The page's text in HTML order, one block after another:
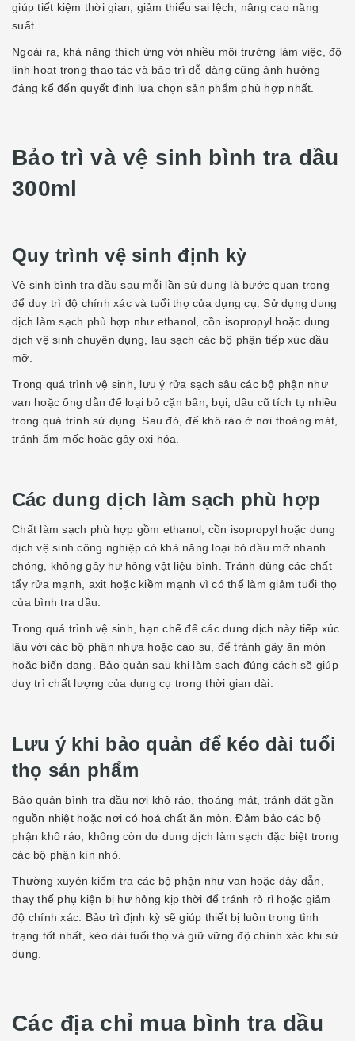
giúp tiết kiệm thời gian, giảm thiểu sai lệch, nâng cao năng
suất.
Ngoài ra, khả năng thích ứng với nhiều môi trường làm việc, độ
linh hoạt trong thao tác và bảo trì dễ dàng cũng ảnh hưởng
đáng kể đến quyết định lựa chọn sản phẩm phù hợp nhất.
Bảo trì và vệ sinh bình tra dầu
300ml
Quy trình vệ sinh định kỳ
Vệ sinh bình tra dầu sau mỗi lần sử dụng là bước quan trọng
để duy trì độ chính xác và tuổi thọ của dụng cụ. Sử dụng dung
dịch làm sạch phù hợp như ethanol, cồn isopropyl hoặc dung
dịch vệ sinh chuyên dụng, lau sạch các bộ phận tiếp xúc dầu
mỡ.
Trong quá trình vệ sinh, lưu ý rửa sạch sâu các bộ phận như
van hoặc ống dẫn để loại bỏ cặn bẩn, bụi, dầu cũ tích tụ nhiều
trong quá trình sử dụng. Sau đó, để khô ráo ở nơi thoáng mát,
tránh ẩm mốc hoặc gây oxi hóa.
Các dung dịch làm sạch phù hợp
Chất làm sạch phù hợp gồm ethanol, cồn isopropyl hoặc dung
dịch vệ sinh công nghiệp có khả năng loại bỏ dầu mỡ nhanh
chóng, không gây hư hỏng vật liệu bình. Tránh dùng các chất
tẩy rửa mạnh, axit hoặc kiềm mạnh vì có thể làm giảm tuổi thọ
của bình tra dầu.
Trong quá trình vệ sinh, hạn chế để các dung dịch này tiếp xúc
lâu với các bộ phận nhựa hoặc cao su, để tránh gây ăn mòn
hoặc biến dạng. Bảo quản sau khi làm sạch đúng cách sẽ giúp
duy trì chất lượng của dụng cụ trong thời gian dài.
Lưu ý khi bảo quản để kéo dài tuổi
thọ sản phẩm
Bảo quản bình tra dầu nơi khô ráo, thoáng mát, tránh đặt gần
nguồn nhiệt hoặc nơi có hoá chất ăn mòn. Đảm bảo các bộ
phận khô ráo, không còn dư dung dịch làm sạch đặc biệt trong
các bộ phận kín nhỏ.
Thường xuyên kiểm tra các bộ phận như van hoặc dây dẫn,
thay thế phụ kiện bị hư hỏng kịp thời để tránh rò rỉ hoặc giảm
độ chính xác. Bảo trì định kỳ sẽ giúp thiết bị luôn trong tình
trạng tốt nhất, kéo dài tuổi thọ và giữ vững độ chính xác khi sử
dụng.
Các địa chỉ mua bình tra dầu